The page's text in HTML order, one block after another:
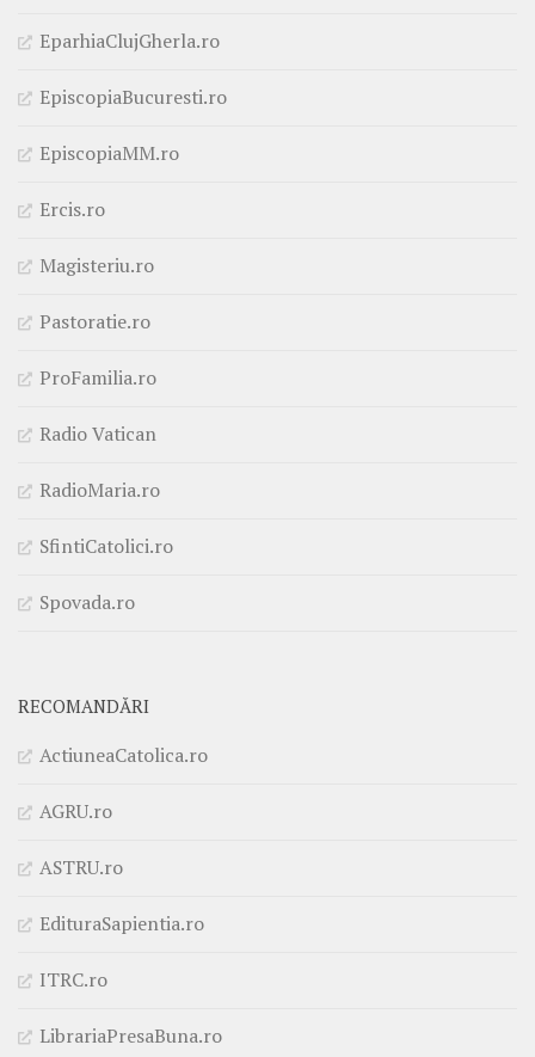
EparhiaClujGherla.ro
EpiscopiaBucuresti.ro
EpiscopiaMM.ro
Ercis.ro
Magisteriu.ro
Pastoratie.ro
ProFamilia.ro
Radio Vatican
RadioMaria.ro
SfintiCatolici.ro
Spovada.ro
RECOMANDĂRI
ActiuneaCatolica.ro
AGRU.ro
ASTRU.ro
EdituraSapientia.ro
ITRC.ro
LibrariaPresaBuna.ro